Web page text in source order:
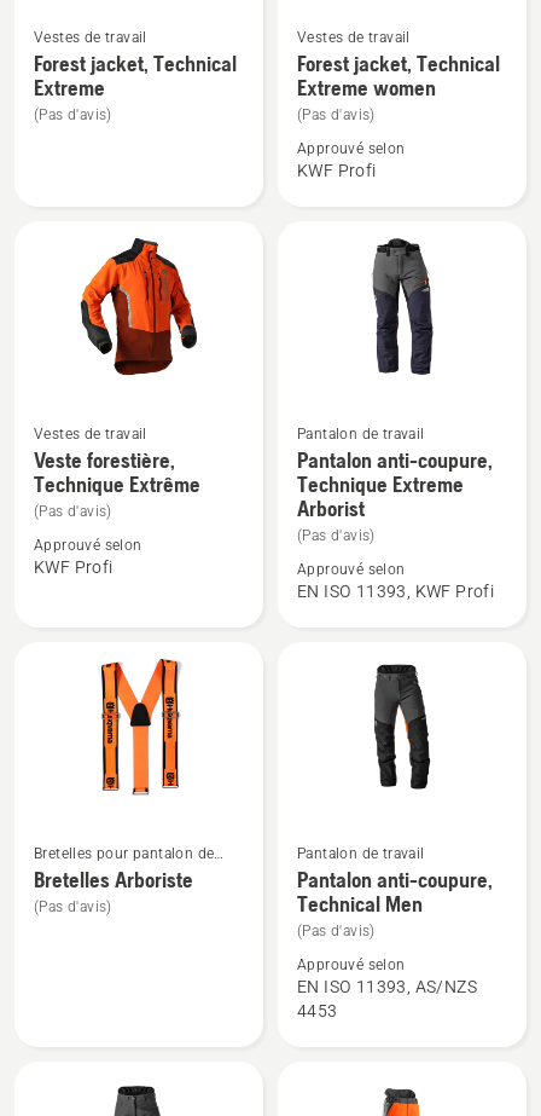
Voir
plus
détails
Vestes de travail
Forest jacket, Technical
Extreme
(Pas d'avis)
Voir
plus
détails
sur
Forest
Vestes de travail
Forest jacket, Technical
Extreme women
(Pas d'avis)
Approuvé selon
KWF Profi
Voir
plus
détails
sur
Vestes de travail
Veste forestière,
Technique Extrême
(Pas d'avis)
Approuvé selon
KWF Profi
Voir
plus
détails
Pantalon
Pantalon de travail
Pantalon anti-coupure,
Technique Extreme
Arborist
(Pas d'avis)
Approuvé selon
EN ISO 11393, KWF Profi
Voir
plus
de
Bretelles pour pantalon de
travail
Bretelles Arboriste
(Pas d'avis)
Voir
plus
détails
sur
Pantalon
Pantalon de travail
Pantalon anti-coupure,
Technical Men
(Pas d'avis)
Approuvé selon
EN ISO 11393, AS/NZS
4453